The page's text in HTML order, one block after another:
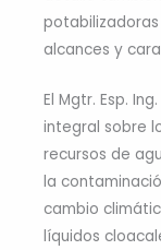
potabilizadoras
alcances y
El Mgtr. Esp.
integral sobre
recursos de
la
cambio
líquidos